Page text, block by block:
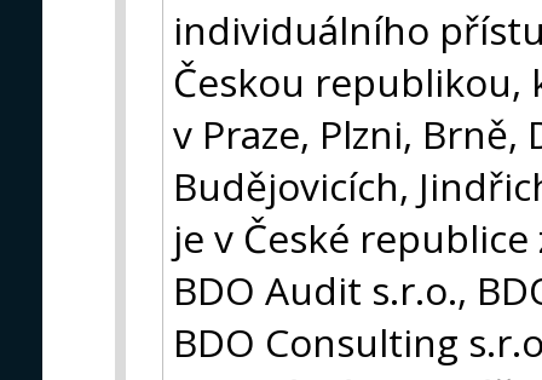
individuálního
Českou republikou,
v Praze, Plzni, Brně,
Budějovicích,
je v České
BDO Audit s.r.o.,
BDO Consulting